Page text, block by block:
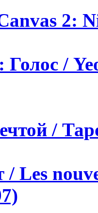
2:
/
/
/ Les